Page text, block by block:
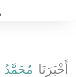
أَخْبَرَنَا مُحَمَّدُ